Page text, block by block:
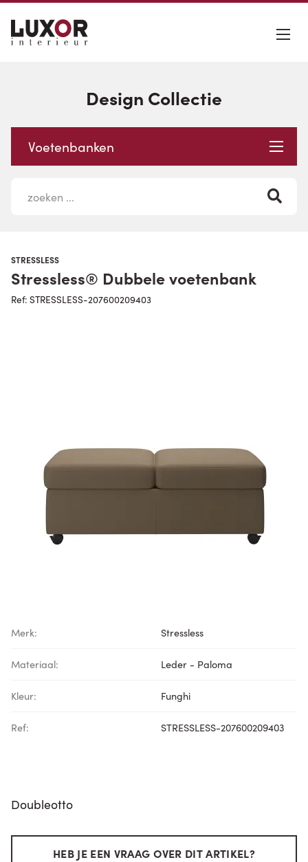
Design Collectie
Voetenbanken
STRESSLESS
Stressless® Dubbele voetenbank
Ref: STRESSLESS-207600209403
Merk: Stressless
Materiaal: Leder - Paloma
Kleur: Funghi
Ref: STRESSLESS-207600209403
Doubleotto
HEB JE EEN VRAAG OVER DIT ARTIKEL?